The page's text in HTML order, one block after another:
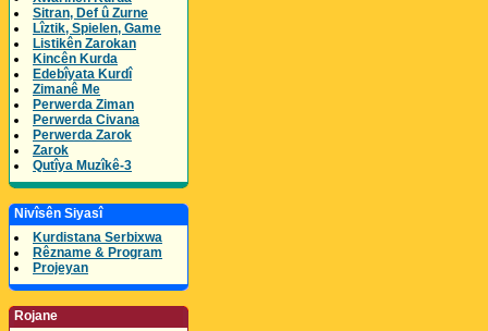
Sitran, Def û Zurne
Lîztik, Spielen, Game
Listikên Zarokan
Kincên Kurda
Edebîyata Kurdî
Zimanê Me
Perwerda Ziman
Perwerda Civana
Perwerda Zarok
Zarok
Qutîya Muzîkê-3
Nivîsên Siyasî
Kurdistana Serbixwa
Rêzname & Program
Projeyan
Rojane